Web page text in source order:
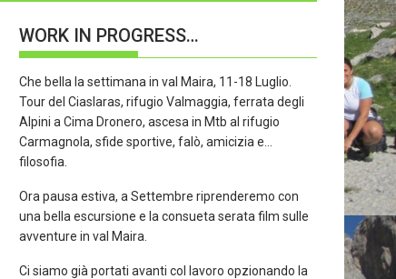
WORK IN PROGRESS…
Che bella la settimana in val Maira, 11-18 Luglio.
Tour del Ciaslaras, rifugio Valmaggia, ferrata degli
Alpini a Cima Dronero, ascesa in Mtb al rifugio
Carmagnola, sfide sportive, falò, amicizia e…
filosofia.
Ora pausa estiva, a Settembre riprenderemo con
una bella escursione e la consueta serata film sulle
avventure in val Maira.
Ci siamo già portati avanti col lavoro opzionando la